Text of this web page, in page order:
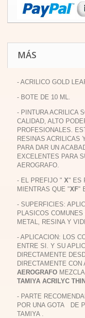
MÁS
- ACRILICO GOLD
- BOTE DE 10 ML.
- PINTURA ACRILICA
CALIDAD, ALTO
PROFESIONALES.
RESINAS ACRILICAS
PARA DAR UN
EXCELENTES PARA
AEROGRAFO.
- EL PREFIJO " X" ES
MIENTRAS QUE "XF"
- SUPERFICIES:
PLASICOS
METAL, RESINA Y
- APLICACION: LOS
ENTRE SI. Y SU
DIRECTAMENTE
DIRECTAMENTE
AEROGRAFO
TAMIYA ACRILYC
- PARTE
POR UNA GOTA DE
TAMIYA .